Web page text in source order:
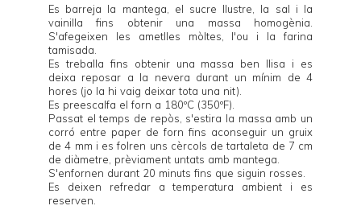
Es barreja la mantega, el sucre llustre, la sal i la
vainilla fins obtenir una massa homogènia.
S'afegeixen les ametlles mòltes, l'ou i la farina
tamisada.
Es treballa fins obtenir una massa ben llisa i es
deixa reposar a la nevera durant un mínim de 4
hores (jo la hi vaig deixar tota una nit).
Es preescalfa el forn a 180ºC (350ºF).
Passat el temps de repòs, s'estira la massa amb un
corró entre paper de forn fins aconseguir un gruix
de 4 mm i es folren uns cèrcols de tartaleta de 7 cm
de diàmetre, prèviament untats amb mantega.
S'enfornen durant 20 minuts fins que siguin rosses.
Es deixen refredar a temperatura ambient i es
reserven.